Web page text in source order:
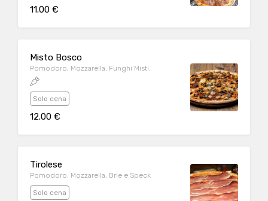
11.00 €
Misto Bosco
Pomodoro, Mozzarella, Funghi Misti.
Solo cena
12.00 €
Tirolese
Pomodoro, Mozzarella, Brie e Speck
Solo cena